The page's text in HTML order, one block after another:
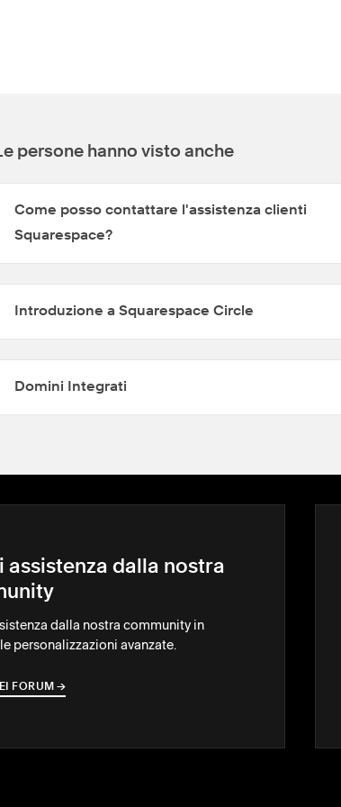
persone hanno visto anche
Come posso contattare l'assistenza clienti
Squarespace?
Introduzione a Squarespace Circle
Domini Integrati
assistenza dalla nostra
dalla nostra community in
personalizzazioni avanzate.
FORUM →
→